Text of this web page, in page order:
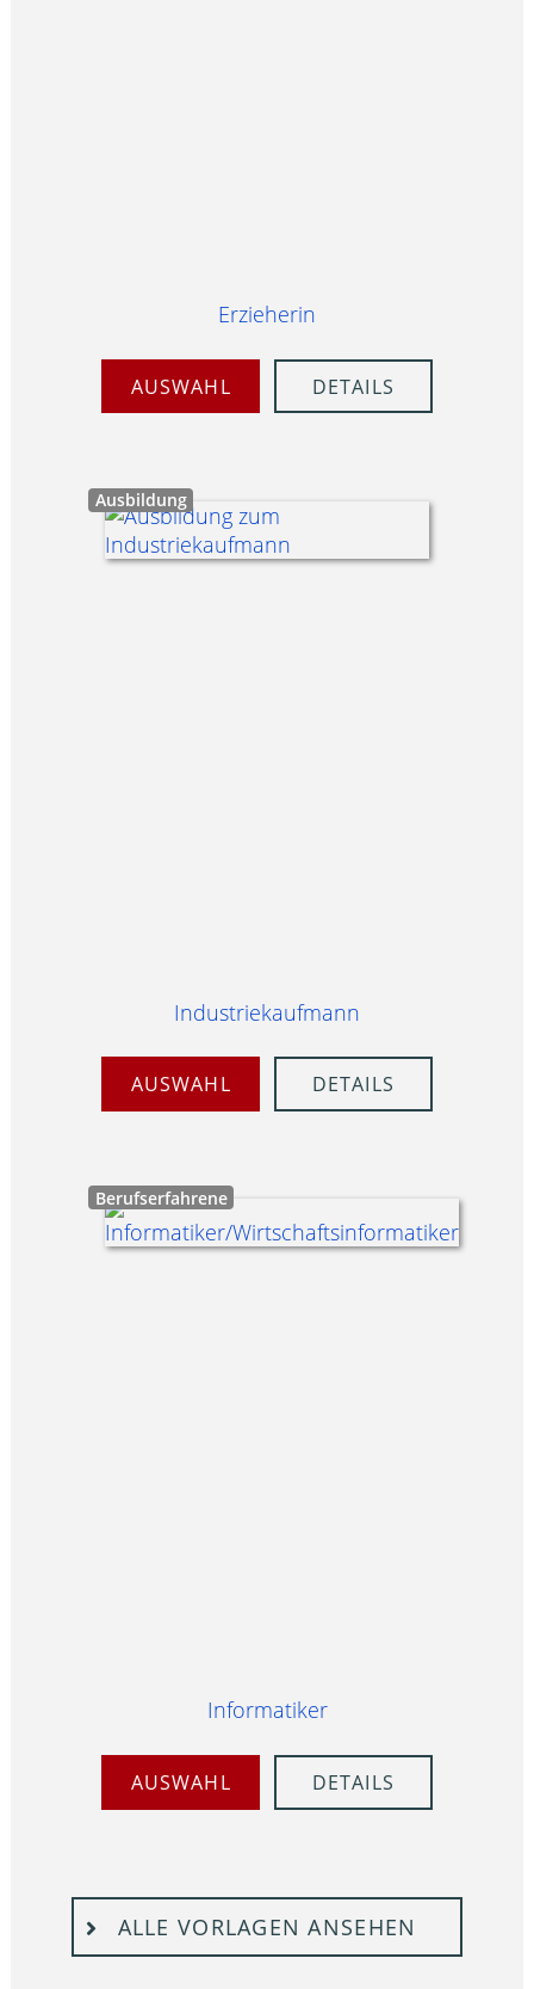
Erzieherin
AUSWAHL DETAILS
Ausbildung
Industriekaufmann
AUSWAHL DETAILS
Berufserfahrene
Informatiker
AUSWAHL DETAILS
ALLE VORLAGEN ANSEHEN